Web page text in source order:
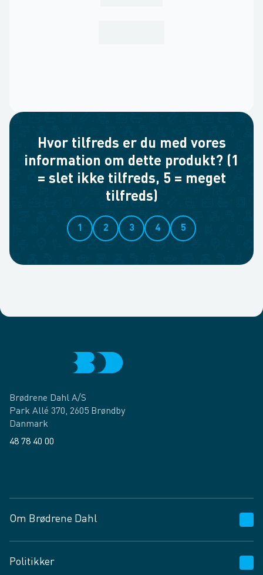
Hvor tilfreds er du med vores
information om dette produkt? (1
= slet ikke tilfreds, 5 = meget
tilfreds)
1 2 3 4 5
Brødrene Dahl A/S
Park Allé 370, 2605 Brøndby
Danmark
48 78 40 00
Om Brødrene Dahl
Vagttelefon 30 10 89 89
Politikker